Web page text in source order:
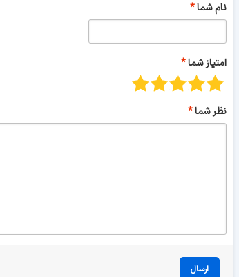
نام شما
امتیاز شما
نظر شما
ارسال